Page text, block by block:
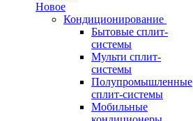
Новое
Кондиционирование
Бытовые сплит-
системы
Мульти сплит-
системы
Полупромышленные
сплит-системы
Мобильные